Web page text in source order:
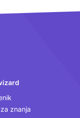
znanja